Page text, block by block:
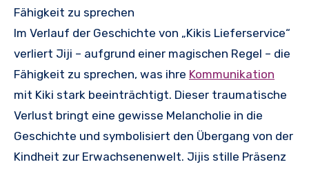
Fähigkeit zu sprechen
Im Verlauf der Geschichte von „Kikis Lieferservice“
verliert Jiji – aufgrund einer magischen Regel – die
Fähigkeit zu sprechen, was ihre Kommunikation
mit Kiki stark beeinträchtigt. Dieser traumatische
Verlust bringt eine gewisse Melancholie in die
Geschichte und symbolisiert den Übergang von der
Kindheit zur Erwachsenenwelt. Jijis stille Präsenz